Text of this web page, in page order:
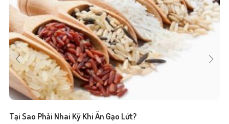
Tại Sao Phải Nhai Kỹ Khi Ăn Gạo Lứt?